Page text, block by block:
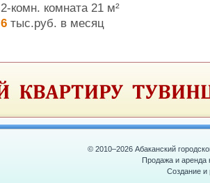
2-комн. комната 21 м²
6 тыс.руб. в месяц
© 2010–2026 Абаканский
Продажа и аренда
Создание и